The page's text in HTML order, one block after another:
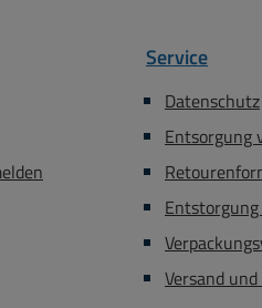
0,1W Eingang:
AC (47...63Hz)
Service
Datenschutz
Entsorgung
Versand